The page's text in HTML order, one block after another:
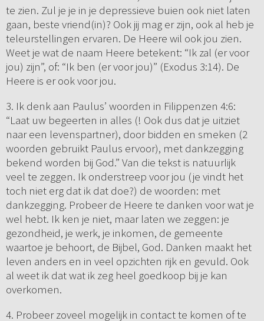
te zien. Zul je je in je depressieve buien ook niet laten
gaan, beste vriend(in)? Ook jij mag er zijn, ook al heb je
teleurstellingen ervaren. De Heere wil ook jou zien.
Weet je wat de naam Heere betekent: “Ik zal (er voor
jou) zijn”, of: “Ik ben (er voor jou)” (Exodus 3:14). De
Heere is er ook voor jou.
3. Ik denk aan Paulus’ woorden in Filippenzen 4:6:
“Laat uw begeerten in alles (! Ook dus dat je uitziet
naar een levenspartner), door bidden en smeken (2
woorden gebruikt Paulus ervoor), met dankzegging
bekend worden bij God.” Van die tekst is natuurlijk
veel te zeggen. Ik onderstreep voor jou (je vindt het
toch niet erg dat ik dat doe?) de woorden: met
dankzegging. Probeer de Heere te danken voor wat je
wel hebt. Ik ken je niet, maar laten we zeggen: je
gezondheid, je werk, je inkomen, de gemeente
waartoe je behoort, de Bijbel, God. Danken maakt het
leven anders en in veel opzichten rijk en gevuld. Ook
al weet ik dat wat ik zeg heel goedkoop bij je kan
overkomen.
4. Probeer zoveel mogelijk in contact te komen of te